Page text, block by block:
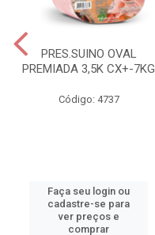
PRES.SUINO OVAL
PREMIADA 3,5K CX+-7KG
Código: 4737
Faça seu login ou
cadastre-se para
ver preços e
comprar